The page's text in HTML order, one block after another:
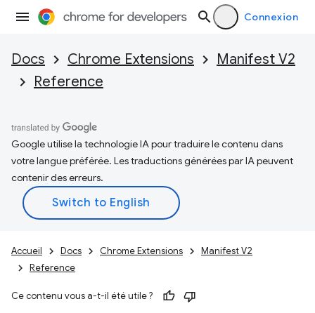
Connexion
Docs Chrome Extensions
Manifest V2
Reference
Google utilise la technologie IA pour traduire le contenu dans
votre langue préférée. Les traductions générées par IA peuvent
contenir des erreurs.
Accueil Docs Chrome Extensions
Manifest V2
Reference
Ce contenu vous a-t-il été utile ?